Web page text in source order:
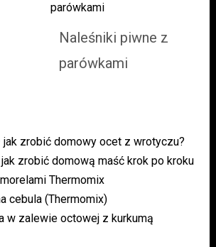
Naleśniki piwne z
parówkami
zrobić domowy ocet z wrotyczu?
zrobić domową maść krok po kroku
Thermomix
cebula (Thermomix)
w zalewie octowej z kurkumą